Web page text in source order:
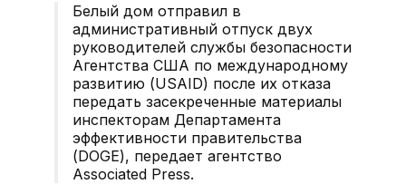
Белый дом отправил в
административный отпуск двух
руководителей службы безопасности
Агентства США по международному
развитию (USAID) после их отказа
передать засекреченные материалы
инспекторам Департамента
эффективности правительства
(DOGE), передает агентство
Associated Press.